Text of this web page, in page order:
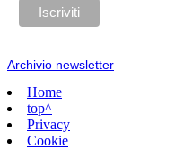
Archivio newsletter
Home
top^
Privacy
Cookie